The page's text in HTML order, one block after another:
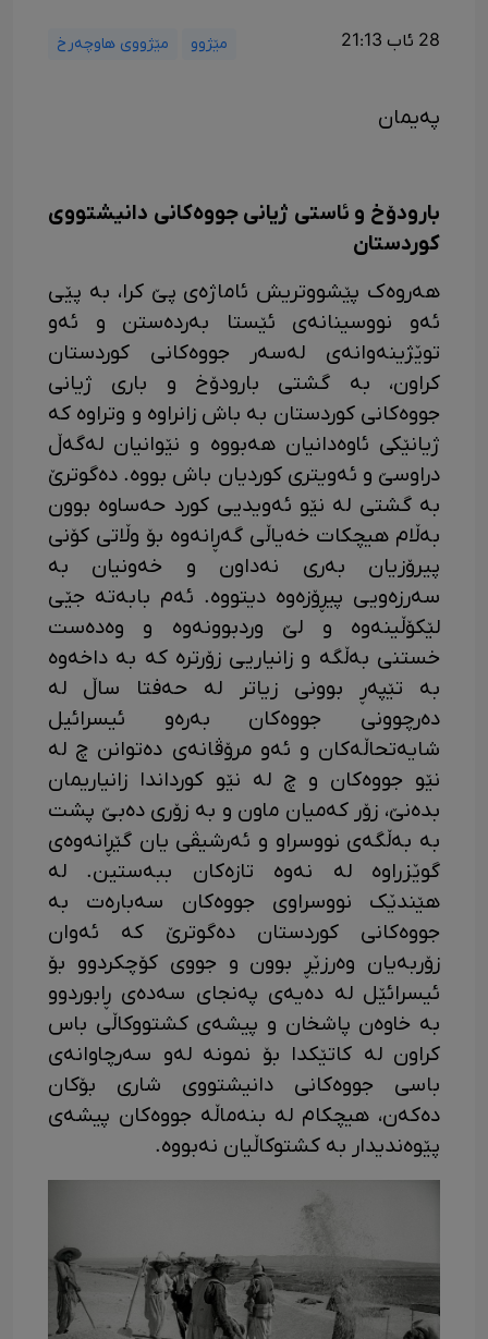
28 ئاب 21:13 مێژوو مێژووی هاوچەرخ
پەیمان
بارودۆخ و ئاستی ژیانی جووەکانی دانیشتووی
کوردستان
هەروەک پێشووتریش ئاماژەی پێ کرا، بە پێی
ئەو نووسینانەی ئێستا بەردەستن و ئەو
توێژینەوانەی لەسەر جووەکانی کوردستان
کراون، بە گشتی بارودۆخ و باری ژیانی
جووەکانی کوردستان بە باش زانراوە و وتراوە کە
ژیانێکی ئاوەدانیان هەبووە و نێوانیان لەگەڵ
دراوسێ و ئەویتری کوردیان باش بووە. دەگوترێ
بە گشتی لە نێو ئەویدیی کورد حەساوە بوون
بەڵام هیچکات خەیاڵی گەڕانەوە بۆ وڵاتی کۆنی
پیرۆزیان بەری نەداون و خەونیان بە
سەرزەویی پیڕۆزەوە دیتووە. ئەم بابەتە جێی
لێکۆڵینەوە و لێ وردبوونەوە و وەدەست
خستنی بەڵگە و زانیاریی زۆرترە کە بە داخەوە
بە تێپەڕ بوونی زیاتر لە حەفتا ساڵ لە
دەرچوونی جووەکان بەرەو ئیسرائیل
شایەتحاڵەکان و ئەو مرۆڤانەی دەتوانن چ لە
نێو جووەکان و چ لە نێو کورداندا زانیاریمان
بدەنێ، زۆر کەمیان ماون و بە زۆری دەبێ پشت
بە بەڵگەی نووسراو و ئەرشیڤی یان گێڕانەوەی
گوێزراوە لە نەوە تازەکان ببەستین. لە
هێندێک نووسراوی جووەکان سەبارەت بە
جووەکانی کوردستان دەگوترێ کە ئەوان
زۆربەیان وەرزێڕ بوون و جووی کۆچکردوو بۆ
ئیسرائێل لە دەیەی پەنجای سەدەی ڕابوردوو
بە خاوەن پاشخان و پیشەی کشتووکاڵی باس
کراون لە کاتێکدا بۆ نمونە لەو سەرچاوانەی
باسی جووەکانی دانیشتووی شاری بۆکان
دەکەن، هیچکام لە بنەماڵە جووەکان پیشەی
پێوەندیدار بە کشتوکاڵیان نەبووە.